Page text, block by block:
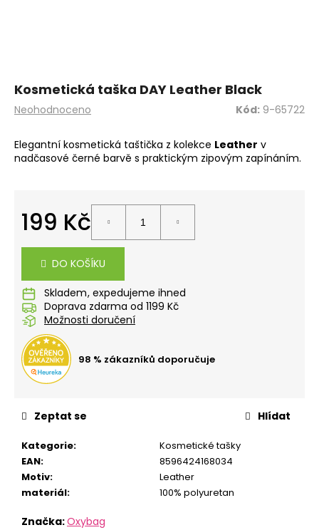
Průměrné
je
0,0
Neohodnoceno
Kosmetická taška DAY Leather Black
Kód: 9-65722
Elegantní kosmetická taštička z kolekce Leather v
nadčasové černé barvě s praktickým zipovým zapínáním.
199 Kč
DO KOŠÍKU
Skladem
Doprava zdarma od 1199 Kč
Možnosti doručení
98 % zákazníků doporučuje
Kategorie:
Kosmetické tašky
EAN:
8596424168034
Motiv:
Leather
materiál: 100% polyuretan
Značka:Oxybag
Zeptat se Hlídat
?
HLEDAT
o
u
č
e
m
STUDENTSKÝ
BATOH
OXY
SCOOLER
DOTS